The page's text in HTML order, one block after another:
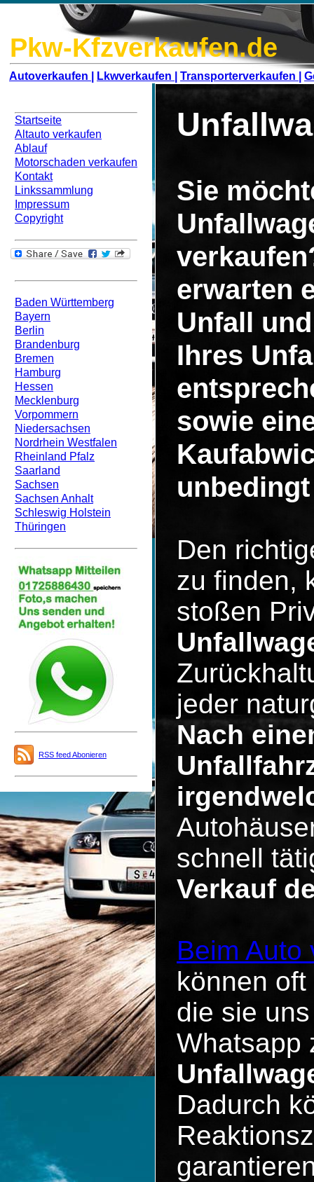
Pkw-Kfzverkaufen.de
Autoverkaufen | Lkwverkaufen | Transporterverkaufen |
Startseite
Altauto verkaufen
Ablauf
Motorschaden verkaufen
Kontakt
Linkssammlung
Impressum
Copyright
Baden Württemberg
Bayern
Berlin
Brandenburg
Bremen
Hamburg
Hessen
Mecklenburg
Vorpommern
Niedersachsen
Nordrhein Westfalen
Rheinland Pfalz
Saarland
Sachsen
Sachsen Anhalt
Schleswig Holstein
Thüringen
RSS feed Abonieren
Sie
erwarten
Unfall
Ihres
sowie
Den
zu finden,
stoßen
jeder
Nach
schnell
Verkauf
Beim
können
die sie
Whatsapp
Dadurch